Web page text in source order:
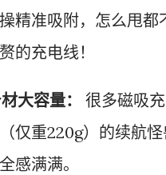
精准吸附，怎么甩
的充电线！
大容量：
很多磁吸
仅重220g）的续航
感满满。